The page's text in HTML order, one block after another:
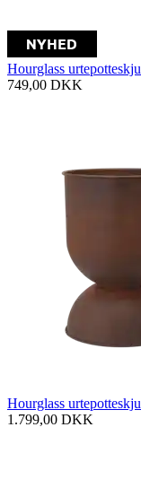
Hourglass
749,00 DKK
Hourglass
1.799,00 DKK